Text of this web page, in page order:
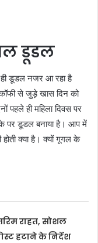
डूडल
डूडल नजर आ रहा है
से जुड़े खास दिन को
पहले ही महिला दिवस पर
पर डूडल बनाया है। आप में
होती क्या है। क्यों गूगल के
राहत, सोशल
हटाने के निर्देश